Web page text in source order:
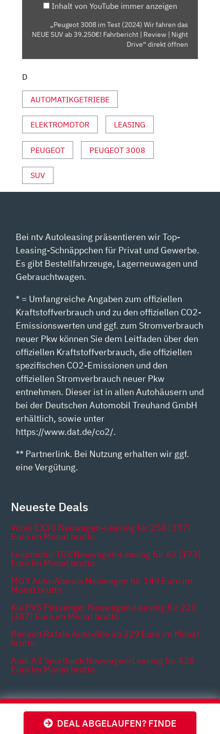
DEAL ABGELAUFEN? FINDE
SUV
|
REVIEW
NIGHT
DRIVE“
YOUTUBE
ANZEIGEN
Inhalt von YouTube immer anzeigen
„Peugeot 3008 im Test (2024) Wir fahren das
NEUE SUV ab 39.250€! Fahrbericht | Review | Night
Drive“ direkt öffnen
D
AUTOMATIKGETRIEBE
ELEKTROMOTOR LEASING
PEUGEOT PEUGEOT 3008
SUV
Bei ntv Autoleasing präsentieren wir Top-
Leasing-Schnäppchen für Privat und Gewerbe.
Es gibt Bestellfahrzeuge, Lagerneuwagen und
Gebrauchtwagen.
* = Umfangreiche Angaben zum offiziellen
Kraftstoffverbrauch und zu den offiziellen CO2-
Emissionswerten und ggf. zum Stromverbrauch
neuer Pkw können Sie dem Leitfaden über den
offiziellen Kraftstoffverbrauch, die offiziellen
spezifischen CO2-Emissionen und den
offiziellen Stromverbrauch neuer Pkw
entnehmen. Dieser ist in allen Autohäusern und
bei der Deutschen Automobil Treuhand GmbH
erhältlich, sowie unter
https://www.dat.de/co2/.
** Partnerlink. Bei Nutzung erhalten wir ggf.
eine Vergütung.
Neueste Deals
Volvo EX30 Neuwagen-Leasing für 258 [397]
Euro im Monat brutto
Leapmotor T03 Neuwagen-Leasing für 62 [173]
Euro im Monat brutto
MG3 Auto-Abo als Neuwagen für 149 Euro im
Monat brutto
Kia PV5 Passenger Neuwagen-Leasing für 220
[387] Euro im Monat brutto
Renault Rafale Auto-Abo ab 329 Euro im Monat
brutto
Audi A3 Sportback Neuwagen-Leasing für 428
Euro im Monat brutto